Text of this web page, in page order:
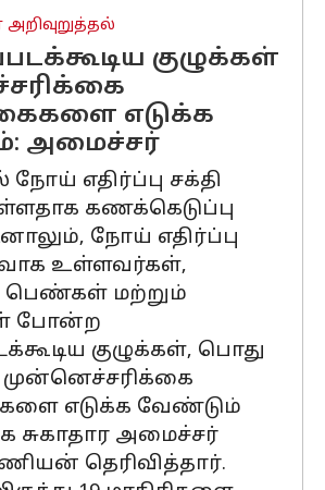
அறிவுறுத்தல்
குழுக்கள்
எடுக்க
அமைச்சர்
நோய் எதிர்ப்பு சக்தி
கணக்கெடுப்பு
நோய் எதிர்ப்பு
உள்ளவர்கள்,
பெண்கள் மற்றும்
போன்ற
குழுக்கள், பொது
எடுக்க வேண்டும்
சுகாதார அமைச்சர்
தெரிவித்தார்.